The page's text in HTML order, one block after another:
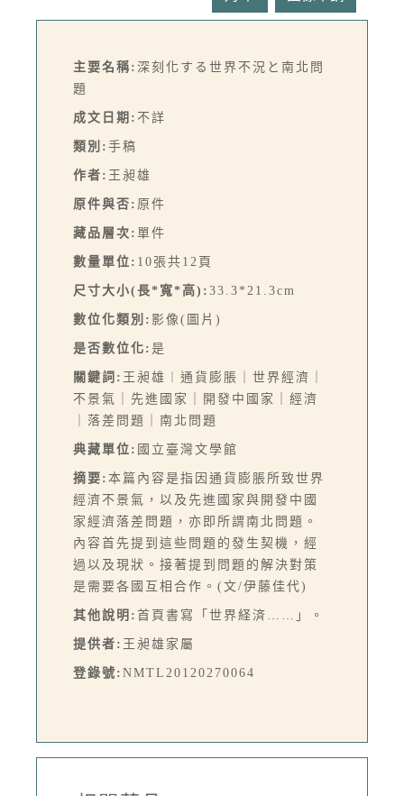
主要名稱: 深刻化する世界不況と南北問
題
成文日期: 不詳
類別: 手稿
作者: 王昶雄
原件與否: 原件
藏品層次: 單件
數量單位: 10張共12頁
尺寸大小(長*寬*高): 33.3*21.3cm
數位化類別: 影像(圖片)
是否數位化: 是
關鍵詞: 王昶雄︱通貨膨脹｜世界經濟｜
不景氣｜先進國家｜開發中國家｜經濟
｜落差問題｜南北問題
典藏單位: 國立臺灣文學館
摘要: 本篇內容是指因通貨膨脹所致世界
經濟不景氣，以及先進國家與開發中國
家經濟落差問題，亦即所謂南北問題。
內容首先提到這些問題的發生契機，經
過以及現狀。接著提到問題的解決對策
是需要各國互相合作。(文/伊藤佳代)
其他說明: 首頁書寫「世界経済……」。
提供者: 王昶雄家屬
登錄號: NMTL20120270064